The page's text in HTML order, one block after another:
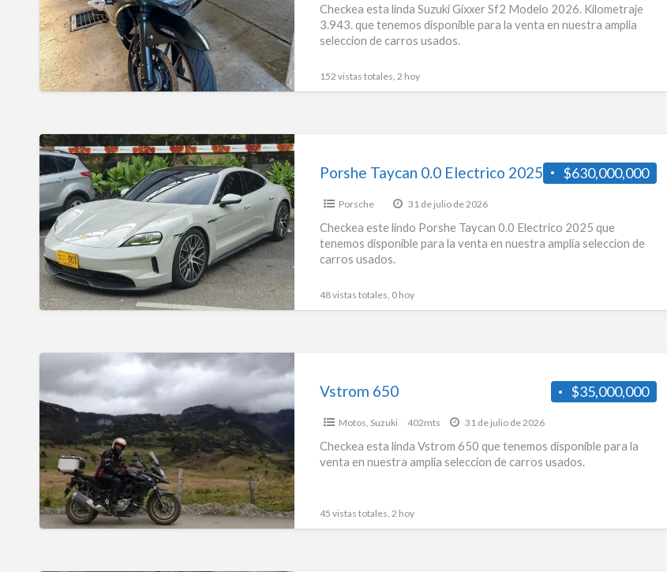
2026.
Kilometraje
3.943.
Checkea esta linda Suzuki Gixxer Sf2 Modelo 2026. Kilometraje
3.943. que tenemos disponible para la venta en nuestra amplia
seleccion de carros usados.
152 vistas totales, 2 hoy
Porshe
Taycan
0.0
Electrico
2025
$630,000,000
Porshe Taycan 0.0 Electrico 2025
Porsche 31 de julio de 2026
Checkea este lindo Porshe Taycan 0.0 Electrico 2025 que
tenemos disponible para la venta en nuestra amplia seleccion de
carros usados.
48 vistas totales, 0 hoy
Vstrom
$35,000,000
Vstrom 650
Motos, Suzuki 402mts 31 de julio de 2026
Checkea esta linda Vstrom 650 que tenemos disponible para la
venta en nuestra amplia seleccion de carros usados.
45 vistas totales, 2 hoy